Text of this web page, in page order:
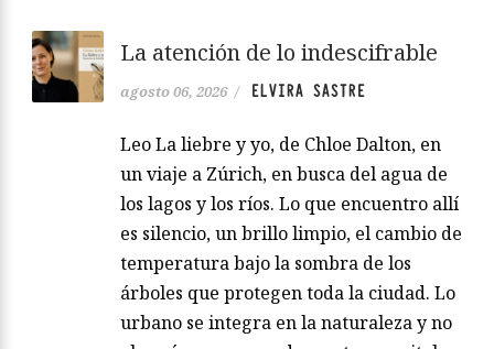
La atención de lo indescifrable
agosto 06, 2026 / ELVIRA SASTRE
Leo La liebre y yo, de Chloe Dalton, en
un viaje a Zúrich, en busca del agua de
los lagos y los ríos. Lo que encuentro allí
es silencio, un brillo limpio, el cambio de
temperatura bajo la sombra de los
árboles que protegen toda la ciudad. Lo
urbano se integra en la naturaleza y no